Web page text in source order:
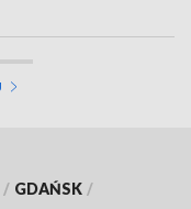
/ GDAŃSK /